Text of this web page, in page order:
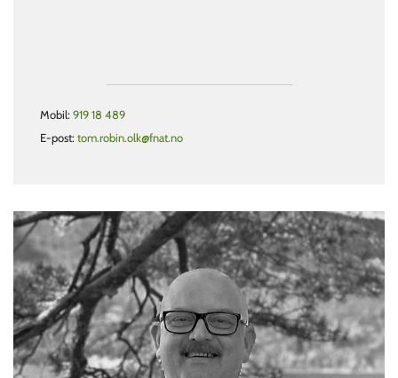
Mobil: 919 18 489
E-post: tom.robin.olk@fnat.no